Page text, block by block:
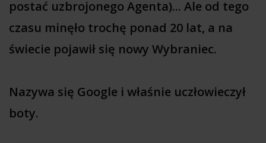
postać uzbrojonego Agenta)... Ale od tego
czasu minęło trochę ponad 20 lat, a na
świecie pojawił się nowy Wybraniec.
Nazywa się Google i właśnie uczłowieczył
boty.